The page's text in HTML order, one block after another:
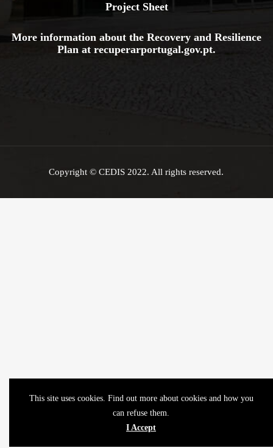
Project Sheet
More information about the Recovery and Resilience
Plan at recuperarportugal.gov.pt.
Copyright © CEDIS 2022. All rights reserved.
This site uses cookies. Find out more about cookies and how you
can refuse them.
I Accept